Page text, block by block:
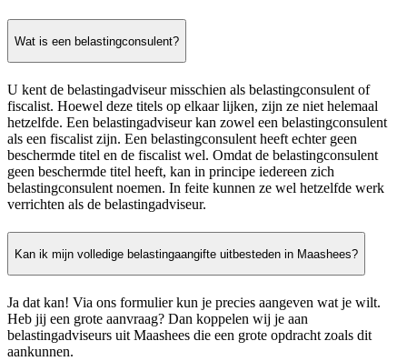
Wat is een belastingconsulent?
U kent de belastingadviseur misschien als belastingconsulent of
fiscalist. Hoewel deze titels op elkaar lijken, zijn ze niet helemaal
hetzelfde. Een belastingadviseur kan zowel een belastingconsulent
als een fiscalist zijn. Een belastingconsulent heeft echter geen
beschermde titel en de fiscalist wel. Omdat de belastingconsulent
geen beschermde titel heeft, kan in principe iedereen zich
belastingconsulent noemen. In feite kunnen ze wel hetzelfde werk
verrichten als de belastingadviseur.
Kan ik mijn volledige belastingaangifte uitbesteden in Maashees?
Ja dat kan! Via ons formulier kun je precies aangeven wat je wilt.
Heb jij een grote aanvraag? Dan koppelen wij je aan
belastingadviseurs uit Maashees die een grote opdracht zoals dit
aankunnen.